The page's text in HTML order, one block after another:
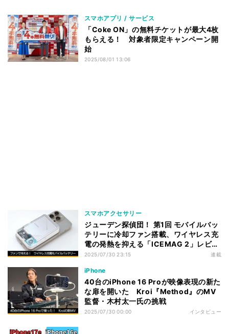
スマホアプリ / サービス
「Coke ON」の無料チケットが最大4枚
もらえる！ 対象者限定キャンペーン開
始
2025/08/01 13:06
スマホアクセサリー
ジューデン探偵団！ 第1回 モバイルバッ
テリーに冷却ファン搭載、ワイヤレス充
電の発熱を抑える「ICEMAG 2」レビュ
ー
2025/07/30 23:15 連載
iPhone
40台のiPhone 16 Proが映像表現の新た
な扉を開いた Kroi『Method』のMV
監督・木村太一氏の挑戦
2025/07/30 00:00 インタビュー